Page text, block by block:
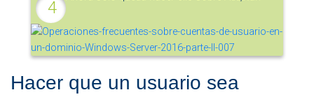
Hacer que un usuario sea